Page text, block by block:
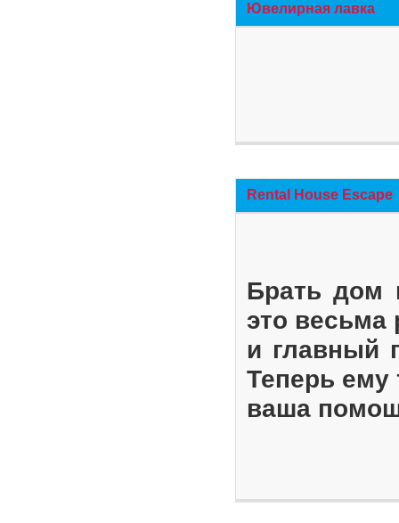
Ювелирная лавка
Rental House Escape
Брать дом
это весьма
и главный
Теперь ему
ваша